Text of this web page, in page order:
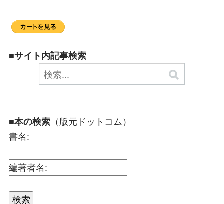
■サイト内記事検索
■本の検索 （版元ドットコム）
書名:
編著者名: